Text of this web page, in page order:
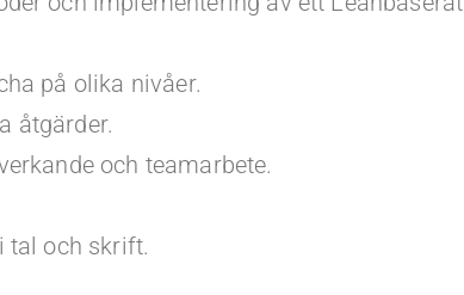
på olika nivåer.
åtgärder.
och teamarbete.
tal och skrift.